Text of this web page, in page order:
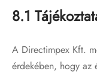
8.1
A Directimpex Kft.
érdekében, hogy az